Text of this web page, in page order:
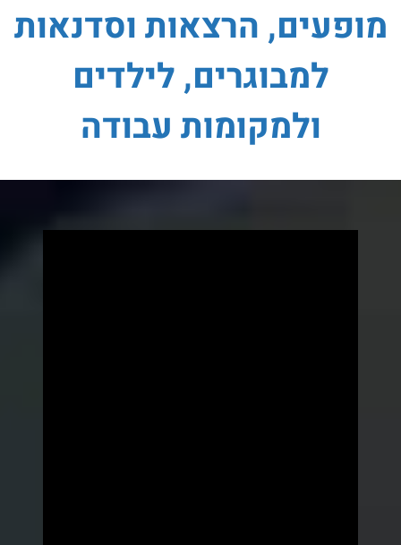
מופעים, הרצאות וסדנאות
למבוגרים, לילדים
ולמקומות עבודה